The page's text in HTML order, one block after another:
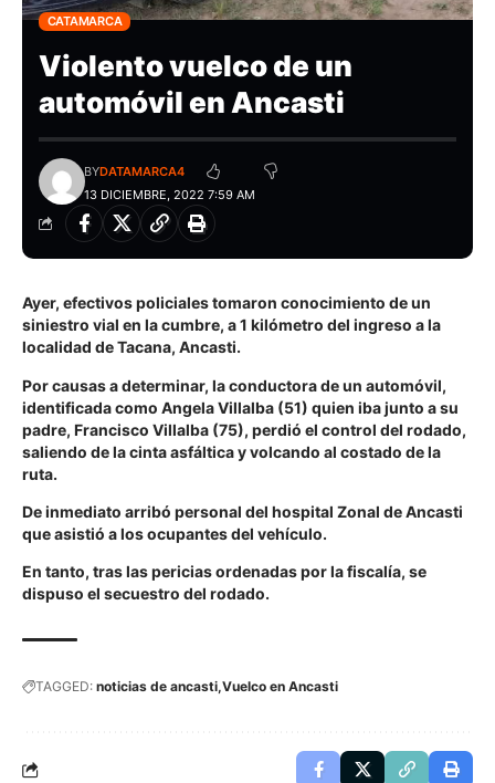
CATAMARCA
Violento vuelco de un
automóvil en Ancasti
13 DICIEMBRE, 2022 7:59 AM
BYDATAMARCA4
Ayer, efectivos policiales tomaron conocimiento de un
siniestro vial en la cumbre, a 1 kilómetro del ingreso a la
localidad de Tacana, Ancasti.
Por causas a determinar, la conductora de un automóvil,
identificada como Angela Villalba (51) quien iba junto a su
padre, Francisco Villalba (75), perdió el control del rodado,
saliendo de la cinta asfáltica y volcando al costado de la
ruta.
De inmediato arribó personal del hospital Zonal de Ancasti
que asistió a los ocupantes del vehículo.
En tanto, tras las pericias ordenadas por la fiscalía, se
dispuso el secuestro del rodado.
TAGGED: noticias de ancasti Vuelco en Ancasti